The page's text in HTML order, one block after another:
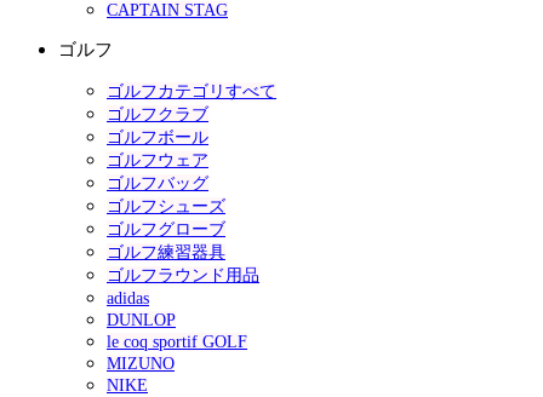
CAPTAIN STAG
ゴルフ
ゴルフカテゴリすべて
ゴルフクラブ
ゴルフボール
ゴルフウェア
ゴルフバッグ
ゴルフシューズ
ゴルフグローブ
ゴルフ練習器具
ゴルフラウンド用品
adidas
DUNLOP
le coq sportif GOLF
MIZUNO
NIKE